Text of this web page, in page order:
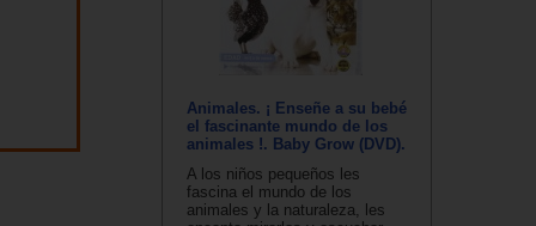
Animales. ¡ Enseñe a su bebé
el fascinante mundo de los
animales !. Baby Grow (DVD).
A los niños pequeños les
fascina el mundo de los
animales y la naturaleza, les